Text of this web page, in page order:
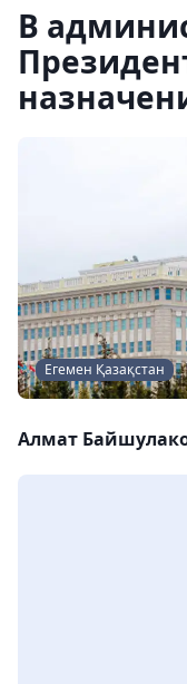
В
Егемен Қазақстан
Алмат